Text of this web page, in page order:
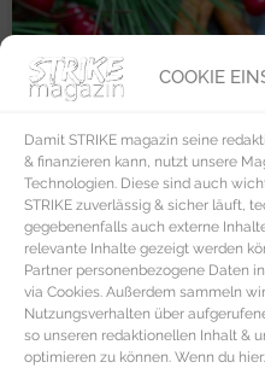
COOKIE
Damit STRIKE magazin seine
& finanzieren kann, nutzt unsere
Technologien. Diese sind auch
STRIKE zuverlässig & sicher läuft,
gegebenenfalls auch externe
relevante Inhalte gezeigt werden
Partner personenbezogene Daten
via Cookies. Außerdem sammeln
Nutzungsverhalten über
so unseren redaktionellen Inhalt &
optimieren zu können. Wenn du